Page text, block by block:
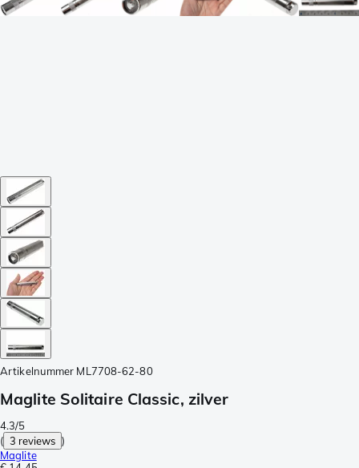
Artikelnummer ML7708-62-80
Maglite Solitaire Classic, zilver
4.3/5
( 3 reviews )
Maglite